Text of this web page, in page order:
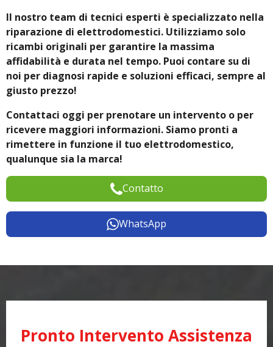
Il nostro team di tecnici esperti è specializzato nella
riparazione di elettrodomestici. Utilizziamo solo
ricambi originali per garantire la massima
affidabilità e durata nel tempo. Puoi contare su di
noi per diagnosi rapide e soluzioni efficaci, sempre al
giusto prezzo!
Contattaci oggi per prenotare un intervento o per
ricevere maggiori informazioni. Siamo pronti a
rimettere in funzione il tuo elettrodomestico,
qualunque sia la marca!
Contatto
WhatsApp
Pronto Intervento Assistenza